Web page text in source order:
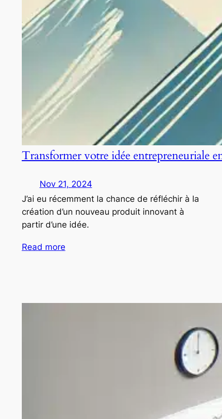
Transformer votre idée entrepreneuriale
Nov 21, 2024
J’ai eu récemment la chance de réfléchir à la
création d’un nouveau produit innovant à
partir d’une idée.
Read more